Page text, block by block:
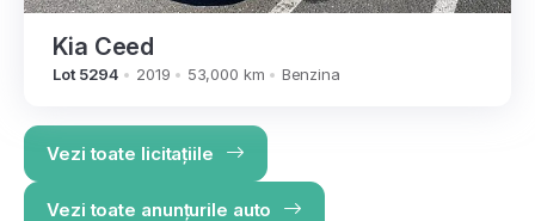
Kia Ceed
Lot 5294 2019 53,000 km Benzina
Vezi toate licitațiile
Vezi toate anunțurile auto